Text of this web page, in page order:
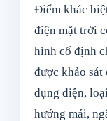
Điểm khác
điện mặt trời
hình cố định
được khảo sát
dụng điện,
hướng mái,